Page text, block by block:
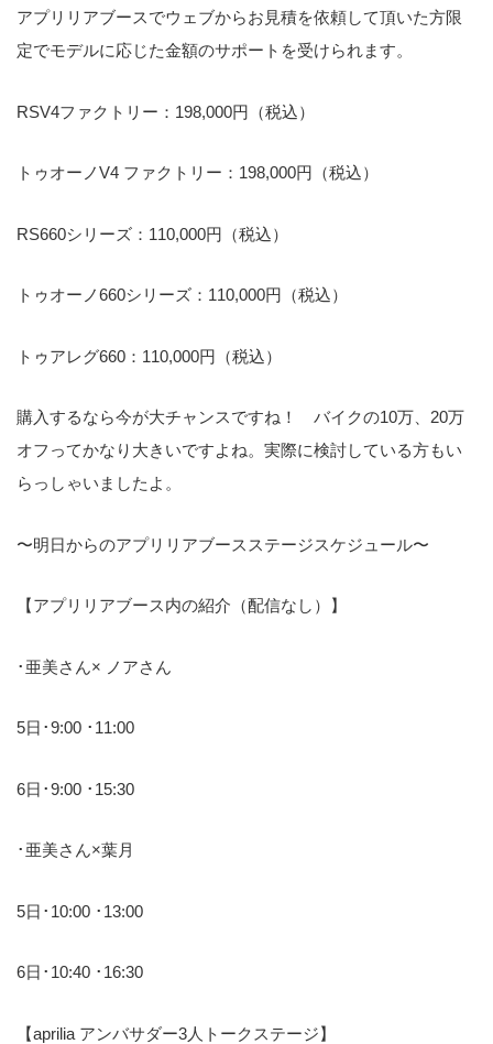
アプリリアブースでウェブからお見積を依頼して頂いた方限
定でモデルに応じた金額のサポートを受けられます。
RSV4ファクトリー：198,000円（税込）
トゥオーノV4 ファクトリー：198,000円（税込）
RS660シリーズ：110,000円（税込）
トゥオーノ660シリーズ：110,000円（税込）
トゥアレグ660：110,000円（税込）
購入するなら今が大チャンスですね！ バイクの10万、20万
オフってかなり大きいですよね。実際に検討している方もい
らっしゃいましたよ。
〜明日からのアプリリアブースステージスケジュール〜
【アプリリアブース内の紹介（配信なし）】
･亜美さん× ノアさん
5日･9:00 ･11:00
6日･9:00 ･15:30
･亜美さん×葉月
5日･10:00 ･13:00
6日･10:40 ･16:30
【aprilia アンバサダー3人トークステージ】